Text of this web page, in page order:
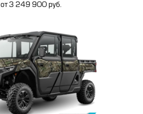
от 3 249 900 руб.